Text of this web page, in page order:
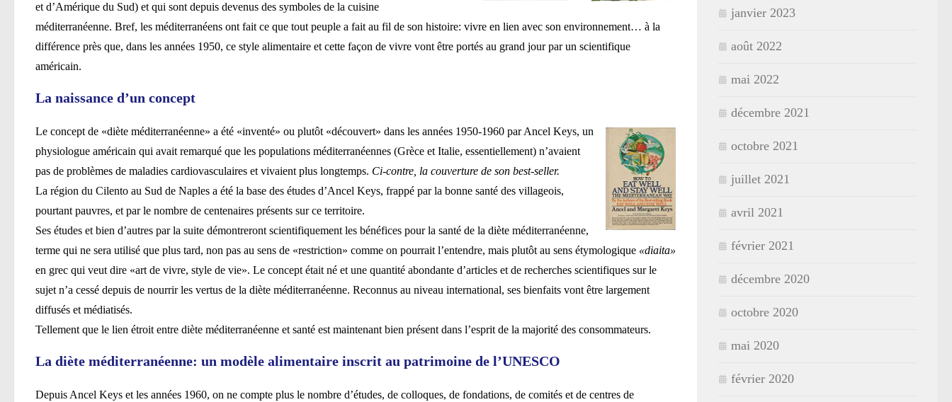
et d’Amérique du Sud) et qui sont depuis devenus des symboles de la cuisine
méditerranéenne. Bref, les méditerranéens ont fait ce que tout peuple a fait au fil de son histoire: vivre en lien avec son environnement… à la
différence près que, dans les années 1950, ce style alimentaire et cette façon de vivre vont être portés au grand jour par un scientifique
américain.
La naissance d’un concept
Le concept de «diète méditerranéenne» a été «inventé» ou plutôt «découvert» dans les années 1950-1960 par Ancel Keys, un
physiologue américain qui avait remarqué que les populations méditerranéennes (Grèce et Italie, essentiellement) n’avaient
pas de problèmes de maladies cardiovasculaires et vivaient plus longtemps. Ci-contre, la couverture de son best-seller.
La région du Cilento au Sud de Naples a été la base des études d’Ancel Keys, frappé par la bonne santé des villageois,
pourtant pauvres, et par le nombre de centenaires présents sur ce territoire.
Ses études et bien d’autres par la suite démontreront scientifiquement les bénéfices pour la santé de la diète méditerranéenne,
terme qui ne sera utilisé que plus tard, non pas au sens de «restriction» comme on pourrait l’entendre, mais plutôt au sens étymologique «diaita»
en grec qui veut dire «art de vivre, style de vie». Le concept était né et une quantité abondante d’articles et de recherches scientifiques sur le
sujet n’a cessé depuis de nourrir les vertus de la diète méditerranéenne. Reconnus au niveau international, ses bienfaits vont être largement
diffusés et médiatisés.
Tellement que le lien étroit entre diète méditerranéenne et santé est maintenant bien présent dans l’esprit de la majorité des consommateurs.
La diète méditerranéenne: un modèle alimentaire inscrit au patrimoine de l’UNESCO
Depuis Ancel Keys et les années 1960, on ne compte plus le nombre d’études, de colloques, de fondations, de comités et de centres de
janvier 2023
août 2022
mai 2022
décembre 2021
octobre 2021
juillet 2021
avril 2021
février 2021
décembre 2020
octobre 2020
mai 2020
février 2020